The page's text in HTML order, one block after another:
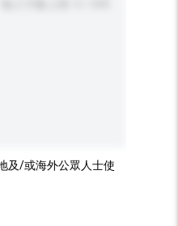
及/或海外公眾人士使